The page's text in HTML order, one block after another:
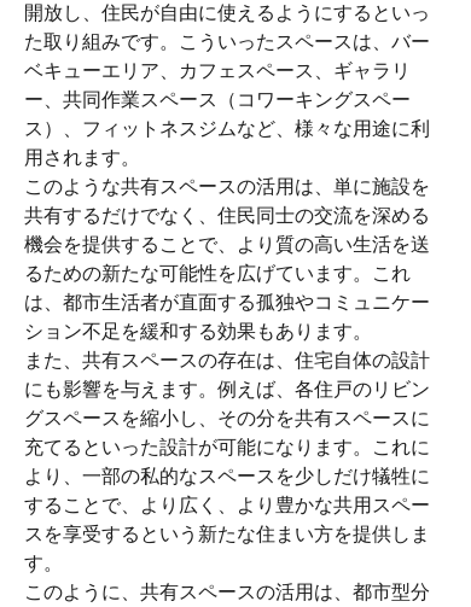
開放し、住民が自由に使えるようにするといっ
た取り組みです。こういったスペースは、バー
ベキューエリア、カフェスペース、ギャラリ
ー、共同作業スペース（コワーキングスペー
ス）、フィットネスジムなど、様々な用途に利
用されます。
このような共有スペースの活用は、単に施設を
共有するだけでなく、住民同士の交流を深める
機会を提供することで、より質の高い生活を送
るための新たな可能性を広げています。これ
は、都市生活者が直面する孤独やコミュニケー
ション不足を緩和する効果もあります。
また、共有スペースの存在は、住宅自体の設計
にも影響を与えます。例えば、各住戸のリビン
グスペースを縮小し、その分を共有スペースに
充てるといった設計が可能になります。これに
より、一部の私的なスペースを少しだけ犠牲に
することで、より広く、より豊かな共用スペー
スを享受するという新たな住まい方を提供しま
す。
このように、共有スペースの活用は、都市型分